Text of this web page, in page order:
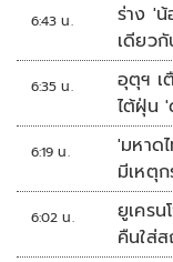
6:43 น.
ร่าง 'น้อ
เดียว
เป็นทห
6:35 น.
อุตุฯ เ
ไต้ฝุ่น
6:19 น.
'มหาด
มีเหตุ
6:02 น.
ยูเครน
คืนใส่ส